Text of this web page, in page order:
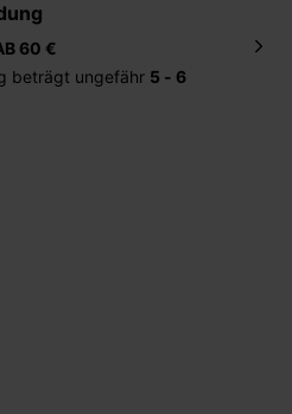
60 €
beträgt ungefähr 5 - 6